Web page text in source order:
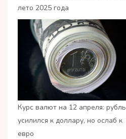
лето 2025 года
Курс валют на 12 апреля: рубль
усилился к доллару, но ослаб к
евро